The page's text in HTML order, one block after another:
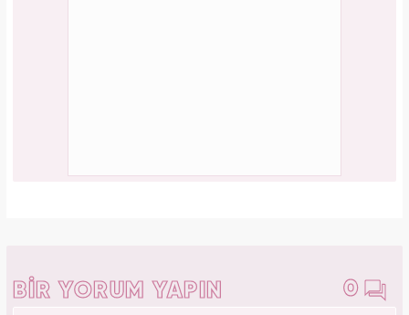
BİR YORUM YAPIN 0